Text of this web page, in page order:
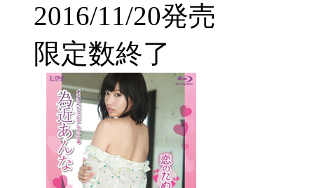
2016/11/20発売
限定数終了